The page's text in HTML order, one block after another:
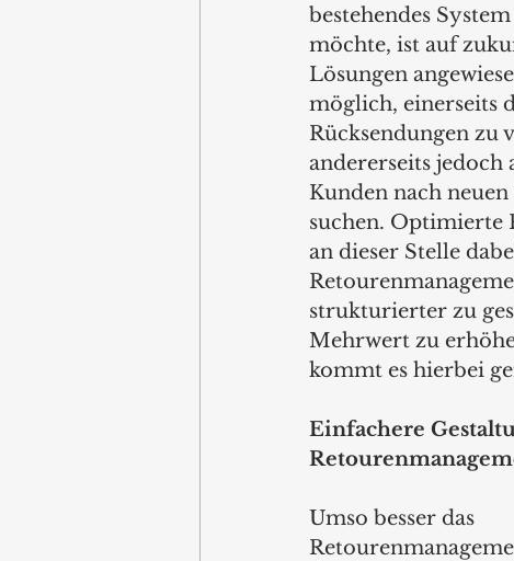
bestehendes
möchte, ist auf
Lösungen
möglich, einerseits
Rücksendungen zu
andererseits jedoch
Kunden nach
suchen. Optimierte
an dieser Stelle
strukturierter zu
Mehrwert zu
kommt es hierbei
Einfachere
Umso besser das